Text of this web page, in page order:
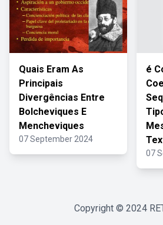
Quais Eram As
Principais
Divergências Entre
Bolcheviques E
Mencheviques
07 September 2024
é
07
Copyright © 2024